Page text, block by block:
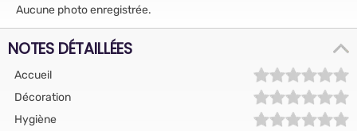
Aucune photo enregistrée.
NOTES DÉTAILLÉES
Accueil
Décoration
Hygiène